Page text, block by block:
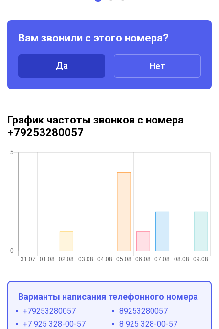
Вам звонили с этого номера?
Да Нет
График частоты звонков с номера
+79253280057
Варианты написания телефонного номера
+79253280057
89253280057
+7 925 328-00-57
8 925 328-00-57